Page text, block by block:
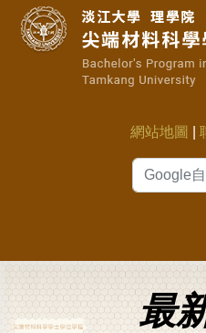
網站地圖 |
最